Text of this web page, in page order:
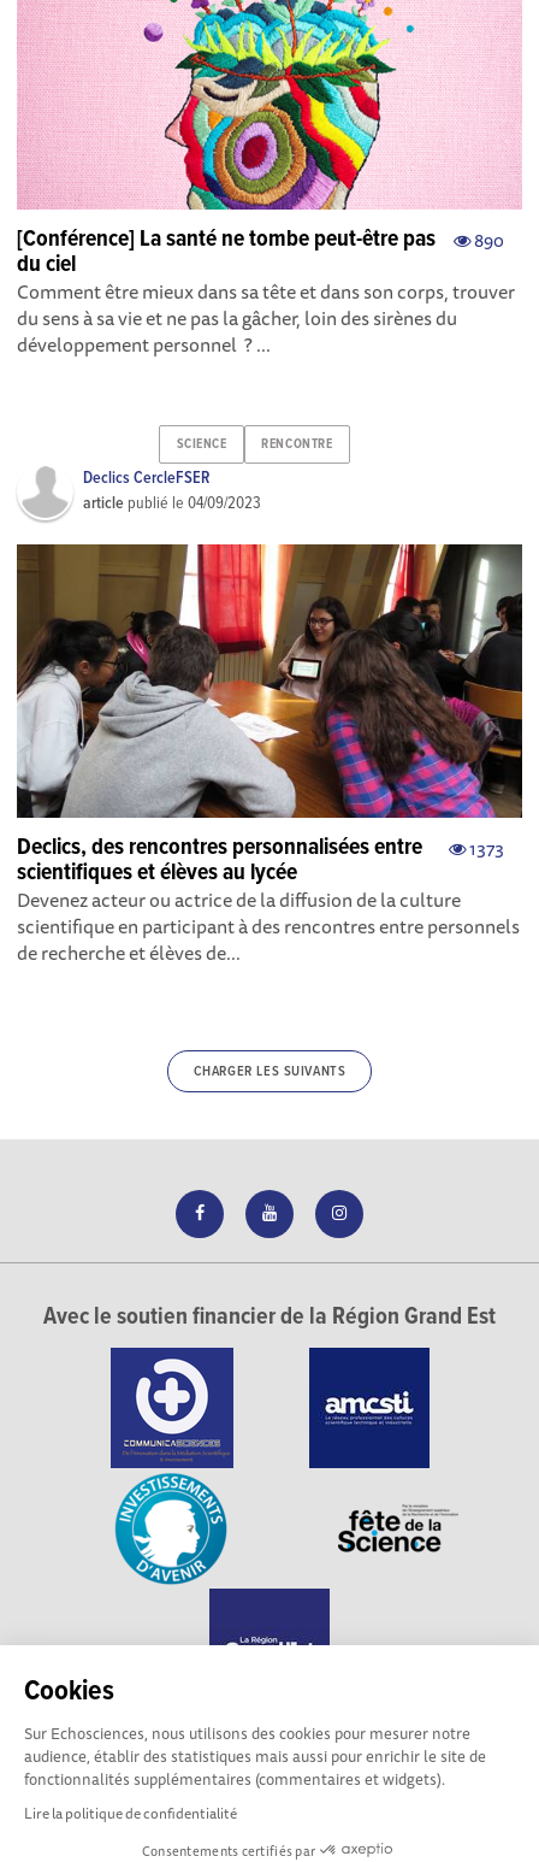
Cookies
Sur Echosciences, nous utilisons des cookies pour mesurer notre
audience, établir des statistiques mais aussi pour enrichir le site de
fonctionnalités supplémentaires (commentaires et widgets).
Lire la politique de confidentialité
Consentements certifiés par
890
[Conférence] La santé ne tombe peut-être pas
du ciel
Comment être mieux dans sa tête et dans son corps, trouver
du sens à sa vie et ne pas la gâcher, loin des sirènes du
développement personnel ? ...
SCIENCE RENCONTRE
Declics CercleFSER
article publié le04/09/2023
1373
Declics, des rencontres personnalisées entre
scientifiques et élèves au lycée
Devenez acteur ou actrice de la diffusion de la culture
scientifique en participant à des rencontres entre personnels
de recherche et élèves de...
CHARGER LES SUIVANTS
Avec le soutien financier de la Région Grand Est
Echosciences Grand Est est propulsé par
Communicasciences